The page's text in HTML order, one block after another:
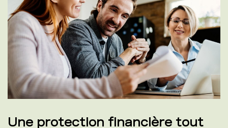
Une protection financière tout